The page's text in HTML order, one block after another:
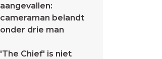
aangevallen:
cameraman belandt
onder drie man
'The Chief' is niet